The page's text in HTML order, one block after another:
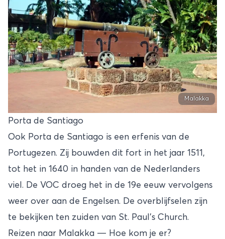
Malakka
Porta de Santiago
Ook Porta de Santiago is een erfenis van de
Portugezen. Zij bouwden dit fort in het jaar 1511,
tot het in 1640 in handen van de Nederlanders
viel. De VOC droeg het in de 19e eeuw vervolgens
weer over aan de Engelsen. De overblijfselen zijn
te bekijken ten zuiden van St. Paul’s Church.
Reizen naar Malakka — Hoe kom je er?